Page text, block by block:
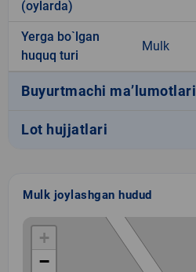
(oylarda)
Yerga bo`lgan
huquq turi
Mulk
Buyurtmachi ma’lumotlari
Lot hujjatlari
Mulk joylashgan hudud
+
−